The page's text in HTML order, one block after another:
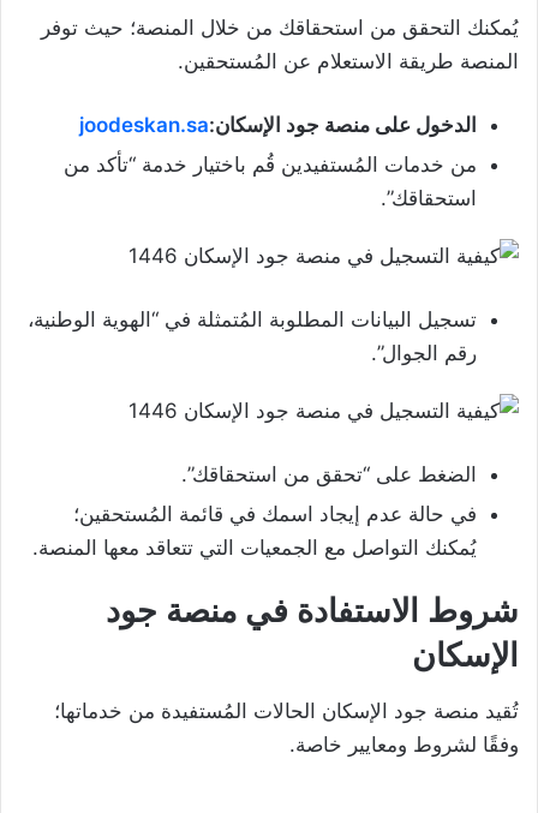
يُمكنك التحقق من استحقاقك من خلال المنصة؛ حيث توفر
المنصة طريقة الاستعلام عن المُستحقين.
الدخول على منصة جود الإسكان:joodeskan.sa
من خدمات المُستفيدين قُم باختيار خدمة “تأكد من
استحقاقك”.
تسجيل البيانات المطلوبة المُتمثلة في “الهوية الوطنية،
رقم الجوال”.
الضغط على “تحقق من استحقاقك”.
في حالة عدم إيجاد اسمك في قائمة المُستحقين؛
يُمكنك التواصل مع الجمعيات التي تتعاقد معها المنصة.
شروط الاستفادة في منصة جود
الإسكان
تُقيد منصة جود الإسكان الحالات المُستفيدة من خدماتها؛
وفقًا لشروط ومعايير خاصة.